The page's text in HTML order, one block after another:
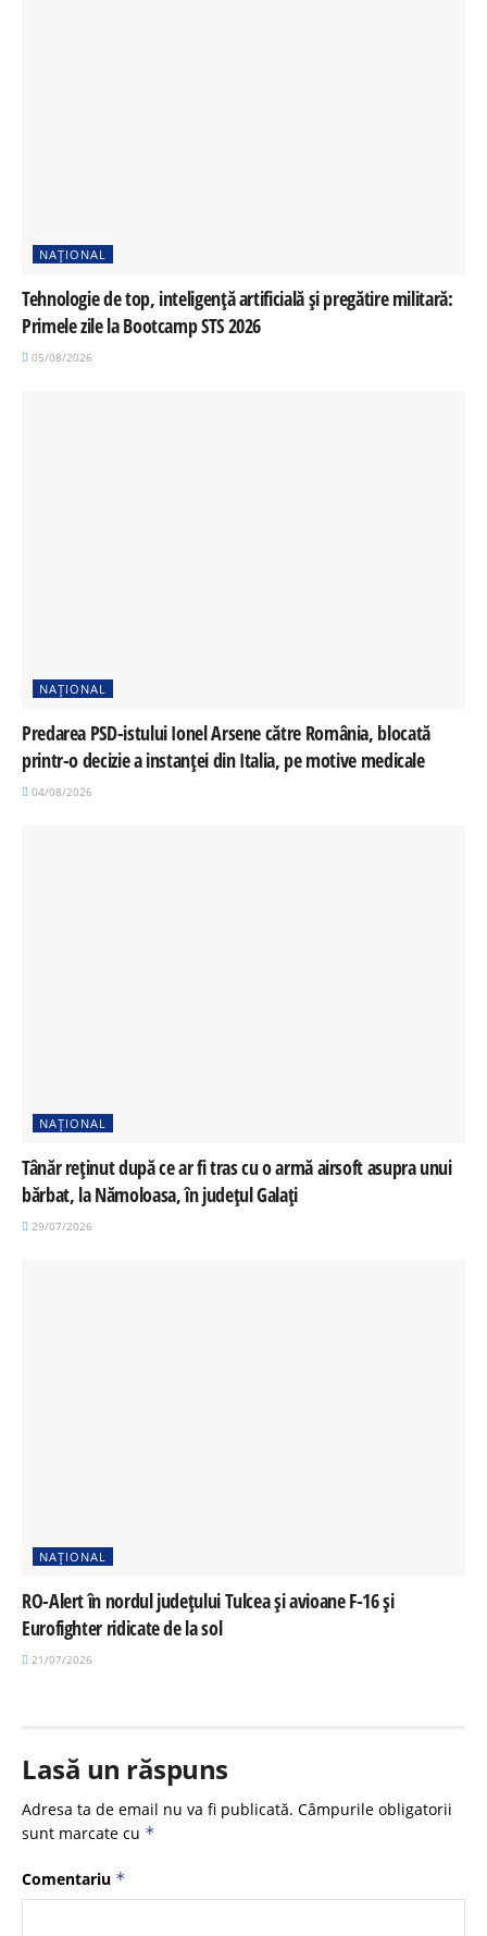
NAȚIONAL
Tehnologie de top, inteligență artificială și pregătire militară:
Primele zile la Bootcamp STS 2026
05/08/2026
NAȚIONAL
Predarea PSD-istului Ionel Arsene către România, blocată
printr-o decizie a instanței din Italia, pe motive medicale
04/08/2026
NAȚIONAL
Tânăr reținut după ce ar fi tras cu o armă airsoft asupra unui
bărbat, la Nămoloasa, în județul Galați
29/07/2026
NAȚIONAL
RO-Alert în nordul județului Tulcea și avioane F-16 și
Eurofighter ridicate de la sol
21/07/2026
Lasă un răspuns
Adresa ta de email nu va fi publicată. Câmpurile obligatorii
sunt marcate cu *
Comentariu *